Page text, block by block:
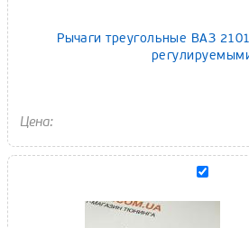
Рычаги треугольные ВАЗ